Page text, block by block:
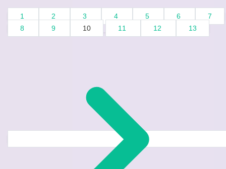
1 2 3 4 5 6
7
8
9 10 11 12 13